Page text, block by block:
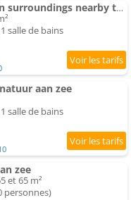
Maison de vacances in surroundings nearby the coast
salle de bains
aan zee
salle de bains
zee
et 65 m²
personnes)